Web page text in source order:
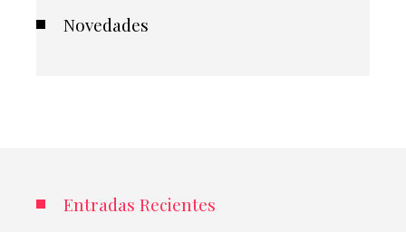
Novedades
Entradas Recientes